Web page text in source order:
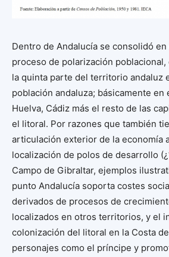
Dentro de Andalucía se consolidó en
proceso de polarización
la quinta parte del territorio andaluz
población andaluza; básicamente en
Huelva, Cádiz más el resto de las
el litoral. Por razones que también
articulación exterior de la economía
localización de polos de desarrollo
Campo de Gibraltar, ejemplos
punto Andalucía soporta costes
derivados de procesos de
localizados en otros territorios, y el
colonización del litoral en la Costa
personajes como el príncipe y